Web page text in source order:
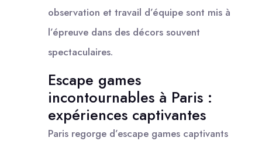
observation et travail d’équipe sont mis à
l’épreuve dans des décors souvent
spectaculaires.
Escape games
incontournables à Paris :
expériences captivantes
Paris regorge d’escape games captivants